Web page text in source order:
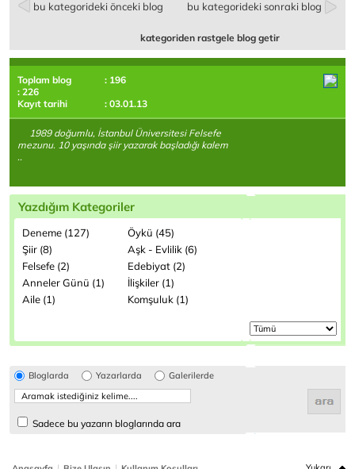
bu kategorideki önceki blog bu kategorideki sonraki blog
kategoriden rastgele blog getir
Toplam blog
: 196
: 226
Kayıt tarihi
: 03.01.13
1989 doğumlu, İstanbul Üniversitesi Felsefe
mezunu. 10 yaşında şiir yazarak başladığı kalem
..
Yazdığım Kategoriler
Deneme (127)
Öykü (45)
Şiir (8)
Aşk - Evlilik (6)
Felsefe (2)
Edebiyat (2)
Anneler Günü (1)
İlişkiler (1)
Aile (1)
Komşuluk (1)
Bloglarda Yazarlarda Galerilerde
Sadece bu yazarın bloglarında ara